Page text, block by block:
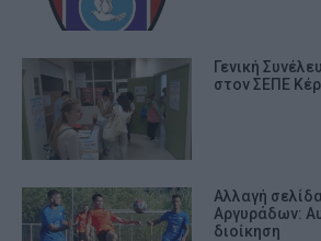
Γενική
στον ΣΕΠΕ
Αλλαγή
Αργυράδων:
διοίκηση